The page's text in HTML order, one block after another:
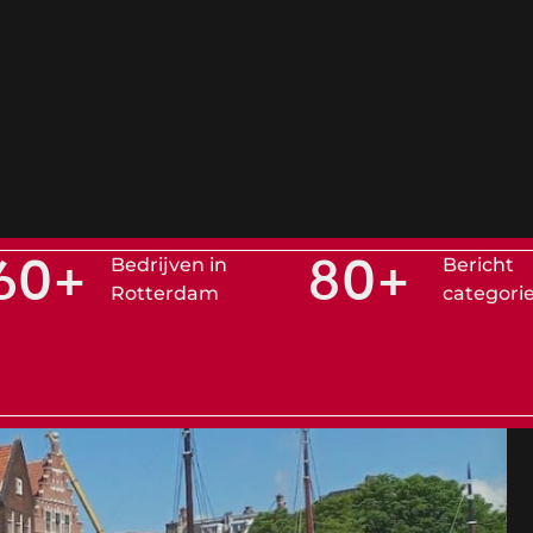
Bedrijven in
Rotterdam
+
Bericht
80+